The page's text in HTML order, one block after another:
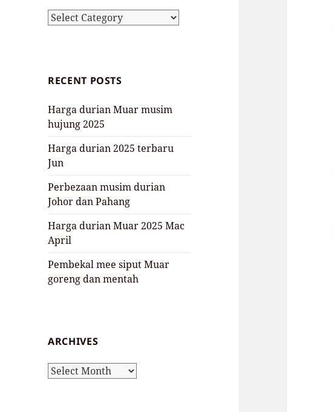
Categories
RECENT POSTS
Harga durian Muar musim
hujung 2025
Harga durian 2025 terbaru
Jun
Perbezaan musim durian
Johor dan Pahang
Harga durian Muar 2025 Mac
April
Pembekal mee siput Muar
goreng dan mentah
ARCHIVES
Archives